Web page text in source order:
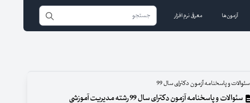
آزمون‌ها معرفی نرم افزار
سئوالات و پاسخنامه آزمون دکترای سال 99
سئوالات و پاسخنامه آزمون دکترای سال 99 رشته مدیریت آموزشی